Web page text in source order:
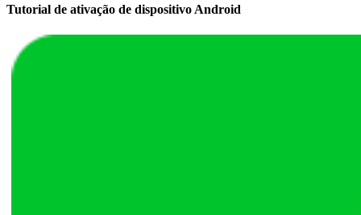
Tutorial de ativação de dispositivo Android